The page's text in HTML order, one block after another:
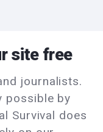
site free
journalists.
possible by
Survival does